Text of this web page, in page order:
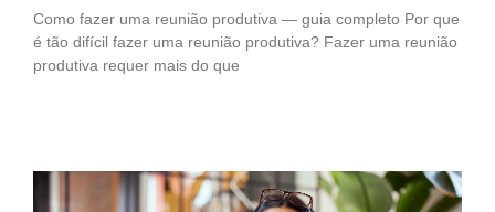
Como fazer uma reunião produtiva — guia completo Por que
é tão difícil fazer uma reunião produtiva? Fazer uma reunião
produtiva requer mais do que